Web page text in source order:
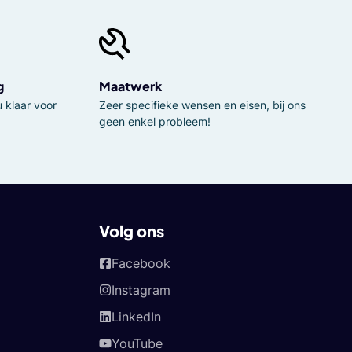
klaar voor
Maatwerk
Zeer specifieke wensen en eisen, bij ons
geen enkel probleem!
Volg ons
Facebook
Instagram
LinkedIn
YouTube